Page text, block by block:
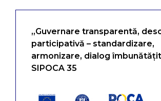
„Guvernare transparentă,
participativă – standardizare,
armonizare, dialog
SIPOCA 35